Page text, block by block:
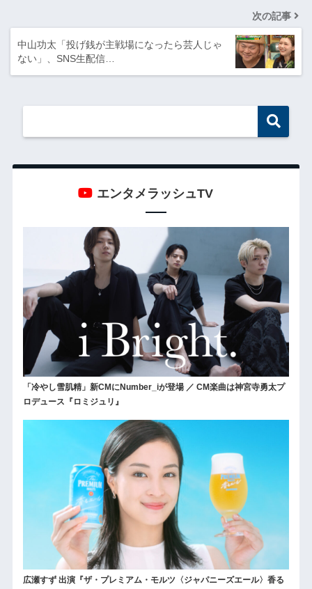
次の記事
中山功太「投げ銭が主戦場になったら芸人じゃ
ない」、SNS生配信…
エンタメラッシュTV
「冷やし雪肌精」新CMにNumber_iが登場 ／ CM楽曲は神宮寺勇太プ
ロデュース『ロミジュリ』
広瀬すず 出演『ザ・プレミアム・モルツ〈ジャパニーズエール〉香る